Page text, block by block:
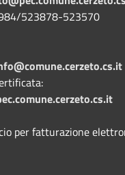
523878-523570
per fatturazione